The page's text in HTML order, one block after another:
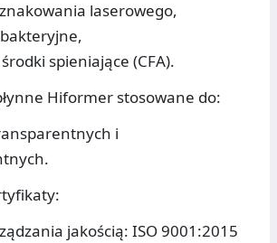
laserowego,
spieniające (CFA).
Hiformer stosowane do:
i
jakością: ISO 9001:2015